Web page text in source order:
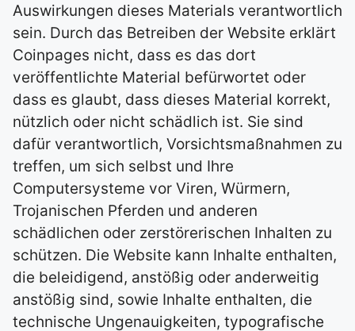
Auswirkungen dieses Materials verantwortlich
sein. Durch das Betreiben der Website erklärt
Coinpages nicht, dass es das dort
veröffentlichte Material befürwortet oder
dass es glaubt, dass dieses Material korrekt,
nützlich oder nicht schädlich ist. Sie sind
dafür verantwortlich, Vorsichtsmaßnahmen zu
treffen, um sich selbst und Ihre
Computersysteme vor Viren, Würmern,
Trojanischen Pferden und anderen
schädlichen oder zerstörerischen Inhalten zu
schützen. Die Website kann Inhalte enthalten,
die beleidigend, anstößig oder anderweitig
anstößig sind, sowie Inhalte enthalten, die
technische Ungenauigkeiten, typografische